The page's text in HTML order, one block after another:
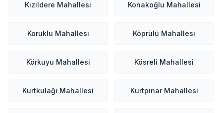
Kızıldere Mahallesi Konakoğlu Mahallesi
Koruklu Mahallesi Köprülü Mahallesi
Körkuyu Mahallesi Kösreli Mahallesi
Kurtkulağı Mahallesi Kurtpınar Mahallesi